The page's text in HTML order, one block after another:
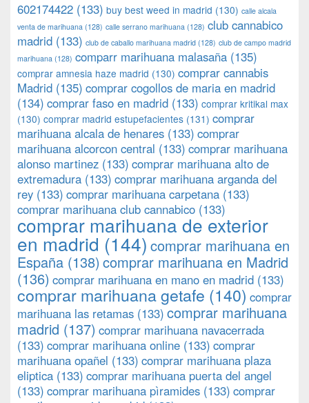
602174422 (133) buy best weed in madrid (130) calle alcala
venta de marihuana (128) calle serrano marihuana (128) club cannabico
madrid (133) club de caballo marihuana madrid (128) club de campo madrid
marihuana (128) comparr marihuana malasaña (135)
comprar amnesia haze madrid (130) comprar cannabis
Madrid (135) comprar cogollos de maria en madrid
(134) comprar faso en madrid (133) comprar kritikal max
(130) comprar madrid estupefacientes (131) comprar
marihuana alcala de henares (133) comprar
marihuana alcorcon central (133) comprar marihuana
alonso martinez (133) comprar marihuana alto de
extremadura (133) comprar marihuana arganda del
rey (133) comprar marihuana carpetana (133)
comprar marihuana club cannabico (133)
comprar marihuana de exterior
en madrid (144) comprar marihuana en
España (138) comprar marihuana en Madrid
(136) comprar marihuana en mano en madrid (133)
comprar marihuana getafe (140) comprar
marihuana las retamas (133) comprar marihuana
madrid (137) comprar marihuana navacerrada
(133) comprar marihuana online (133) comprar
marihuana opañel (133) comprar marihuana plaza
eliptica (133) comprar marihuana puerta del angel
(133) comprar marihuana pìramides (133) comprar